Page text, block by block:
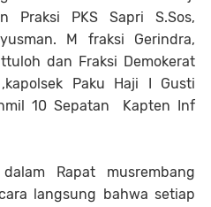
Praksi PKS Sapri S.Sos,
M fraksi Gerindra,
dan Fraksi Demokerat
Paku Haji I Gusti
10 Sepatan Kapten Inf
Rapat musrembang
langsung bahwa setiap